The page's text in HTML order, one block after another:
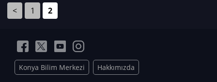
< 1 2
Konya Bilim Merkezi Hakkımızda